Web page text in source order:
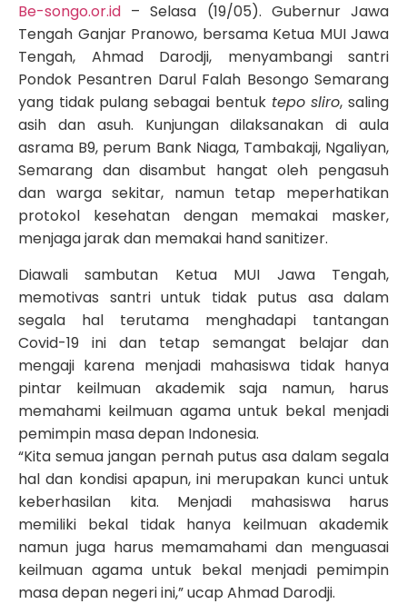
Be-songo.or.id – Selasa (19/05). Gubernur Jawa
Tengah Ganjar Pranowo, bersama Ketua MUI Jawa
Tengah, Ahmad Darodji, menyambangi santri
Pondok Pesantren Darul Falah Besongo Semarang
yang tidak pulang sebagai bentuk tepo sliro, saling
asih dan asuh. Kunjungan dilaksanakan di aula
asrama B9, perum Bank Niaga, Tambakaji, Ngaliyan,
Semarang dan disambut hangat oleh pengasuh
dan warga sekitar, namun tetap meperhatikan
protokol kesehatan dengan memakai masker,
menjaga jarak dan memakai hand sanitizer.
Diawali sambutan Ketua MUI Jawa Tengah,
memotivas santri untuk tidak putus asa dalam
segala hal terutama menghadapi tantangan
Covid-19 ini dan tetap semangat belajar dan
mengaji karena menjadi mahasiswa tidak hanya
pintar keilmuan akademik saja namun, harus
memahami keilmuan agama untuk bekal menjadi
pemimpin masa depan Indonesia.
“Kita semua jangan pernah putus asa dalam segala
hal dan kondisi apapun, ini merupakan kunci untuk
keberhasilan kita. Menjadi mahasiswa harus
memiliki bekal tidak hanya keilmuan akademik
namun juga harus memamahami dan menguasai
keilmuan agama untuk bekal menjadi pemimpin
masa depan negeri ini,” ucap Ahmad Darodji.